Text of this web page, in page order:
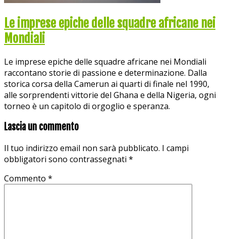
Le imprese epiche delle squadre africane nei
Mondiali
Le imprese epiche delle squadre africane nei Mondiali
raccontano storie di passione e determinazione. Dalla
storica corsa della Camerun ai quarti di finale nel 1990,
alle sorprendenti vittorie del Ghana e della Nigeria, ogni
torneo è un capitolo di orgoglio e speranza.
Lascia un commento
Il tuo indirizzo email non sarà pubblicato. I campi
obbligatori sono contrassegnati *
Commento *